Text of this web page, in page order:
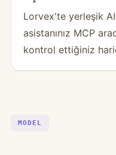
Lorvex'te yerleşik
asistanınız MCP
kontrol ettiğiniz
MODEL